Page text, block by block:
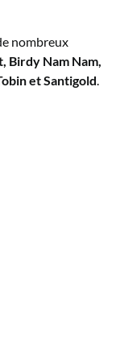
nombreux
Birdy Nam Nam,
et Santigold